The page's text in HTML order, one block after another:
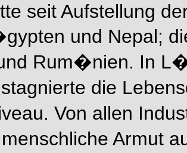
seit Aufstellung
und Nepal;
Rum�nien. In
die
Von allen
Armut